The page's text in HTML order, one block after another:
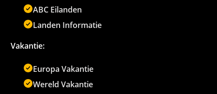
ABC Eilanden
Landen Informatie
Vakantie:
Europa Vakantie
Wereld Vakantie